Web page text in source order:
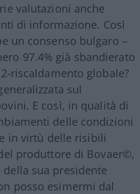
valutazioni anche
di informazione. Così
un consenso bulgaro –
97.4% già sbandierato
riscaldamento globale?
sul
E così, in qualità di
delle condizioni
in virtù delle risibili
produttore di Bovaer©️,
sua presidente
posso esimermi dal